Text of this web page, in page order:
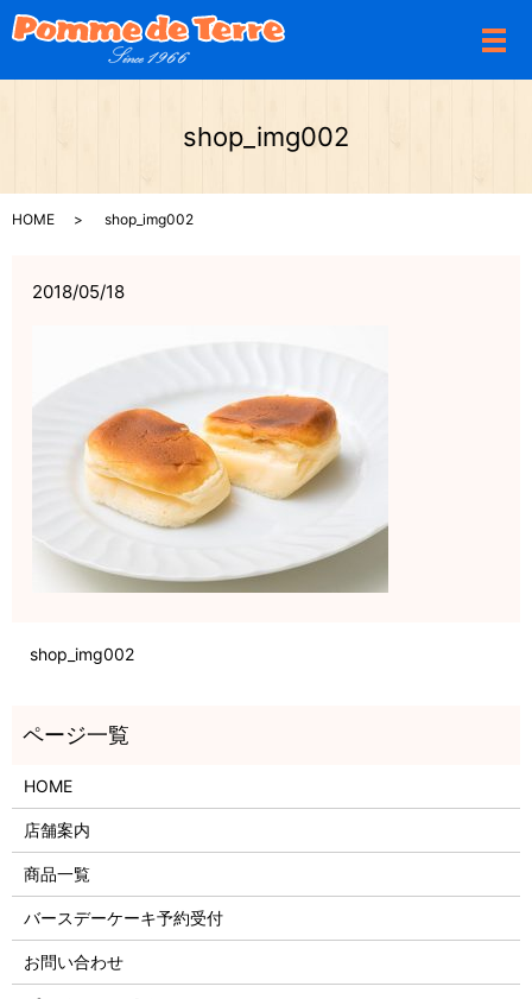
メ
shop_img002
HOME shop_img002
2018/05/18
shop_img002
HOME
店舗案内
商品一覧
バースデーケーキ予約受付
お問い合わせ